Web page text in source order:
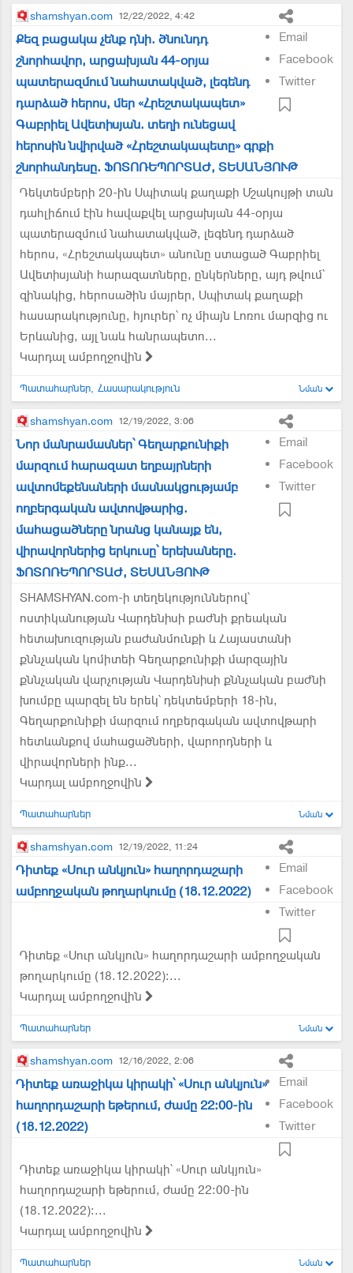
shamshyan.com 12/22/2022, 4:42
Email
Facebook
Twitter
Քեզ բացակա չենք դնի. ծնունդդ
շնորհավոր, արցախյան 44-օրյա
պատերազմում նահատակված, լեգենդ
դարձած հերոս, մեր «Հրեշտակապետ»
Գաբրիել Ավետիսյան. տեղի ունեցավ
հերոսին նվիրված «Հրեշտակապետը» գրքի
շնորհանդեսը. ՖՈՏՈՌԵՊՈՐՏԱԺ, ՏԵՍԱՆՅՈՒԹ
Դեկտեմբերի 20-ին Սպիտակ քաղաքի Մշակույթի տան
դահլիճում էին հավաքվել արցախյան 44-օրյա
պատերազմում նահատակված, լեգենդ դարձած
հերոս, «Հրեշտակապետ» անունը ստացած Գաբրիել
Ավետիսյանի հարազատները, ընկերները, այդ թվում՝
զինակից, հերոսածին մայրեր, Սպիտակ քաղաքի
հասարակությունը, հյուրեր՝ ոչ միայն Լոռու մարզից ու
Երևանից, այլ նաև հանրապետո...
Կարդալ ամբողջովին
Պատահարներ Հասարակություն Նման
shamshyan.com 12/19/2022, 3:06
Email
Facebook
Twitter
Նոր մանրամասներ՝ Գեղարքունիքի
մարզում հարազատ եղբայրների
ավտոմեքենաների մասնակցությամբ
ողբերգական ավտովթարից.
մահացածները նրանց կանայք են,
վիրավորներից երկուսը՝ երեխաները.
ՖՈՏՈՌԵՊՈՐՏԱԺ, ՏԵՍԱՆՅՈՒԹ
SHAMSHYAN.com-ի տեղեկություններով՝
ոստիկանության Վարդենիսի բաժնի քրեական
հետախուզության բաժանմունքի և Հայաստանի
քննչական կոմիտեի Գեղարքունիքի մարզային
քննչական վարչության Վարդենիսի քննչական բաժնի
խումբը պարզել են երեկ՝ դեկտեմբերի 18-ին,
Գեղարքունիքի մարզում ողբերգական ավտովթարի
հետևանքով մահացածների, վարորդների և
վիրավորների ինք...
Կարդալ ամբողջովին
Պատահարներ Նման
shamshyan.com 12/19/2022, 11:24
Email
Facebook
Twitter
Դիտեք «Սուր անկյուն» հաղորդաշարի
ամբողջական թողարկումը (18.12.2022)
Դիտեք «Սուր անկյուն» հաղորդաշարի ամբողջական
թողարկումը (18.12.2022)։...
Կարդալ ամբողջովին
Պատահարներ Նման
shamshyan.com 12/16/2022, 2:06
Email
Facebook
Twitter
Դիտեք առաջիկա կիրակի՝ «Սուր անկյուն»
հաղորդաշարի եթերում, ժամը 22:00-ին
(18.12.2022)
Դիտեք առաջիկա կիրակի՝ «Սուր անկյուն»
հաղորդաշարի եթերում, ժամը 22:00-ին
(18.12.2022)։...
Կարդալ ամբողջովին
Պատահարներ Նման